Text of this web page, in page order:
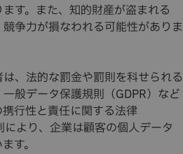
す。また、知的財産が盗まれる
争力が損なわれる可能性がありま
、法的な罰金や罰則を科せられる
般データ保護規則（GDPR）など
行性と責任に関する法律
により、企業は顧客の個人データ
す。